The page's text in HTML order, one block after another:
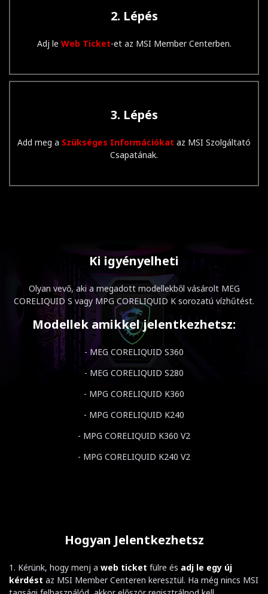
2. Lépés
Adj le Web Ticket-et az MSI Member Centerben.
3. Lépés
Add meg a Szükséges Információkat az MSI Szolgáltató
Csapatának.
Ki igyényelheti
Olyan vevő, aki a megadott modellekből vásárolt MEG
CORELIQUID S vagy MPG CORELIQUID K sorozatú vízhűtést.
Modellek amikkel jelentkezhetsz:
- MEG CORELIQUID S360
- MEG CORELIQUID S280
- MPG CORELIQUID K360
- MPG CORELIQUID K240
- MPG CORELIQUID K360 V2
- MPG CORELIQUID K240 V2
Hogyan Jelentkezhetsz
1. Kérünk, hogy menj a web ticket fülre és adj le egy új
kérdést az MSI Member Centeren keresztül. Ha még nincs MSI